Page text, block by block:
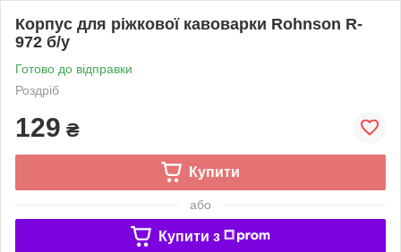
Корпус для ріжкової кавоварки Rohnson R-
972 б/у
Готово до відправки
Роздріб
129 ₴
Купити
або
Купити з